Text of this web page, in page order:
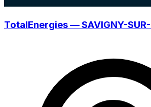
TotalEnergies — SAVIGNY-SUR-